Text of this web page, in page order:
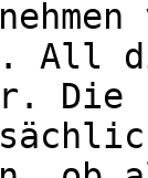
All